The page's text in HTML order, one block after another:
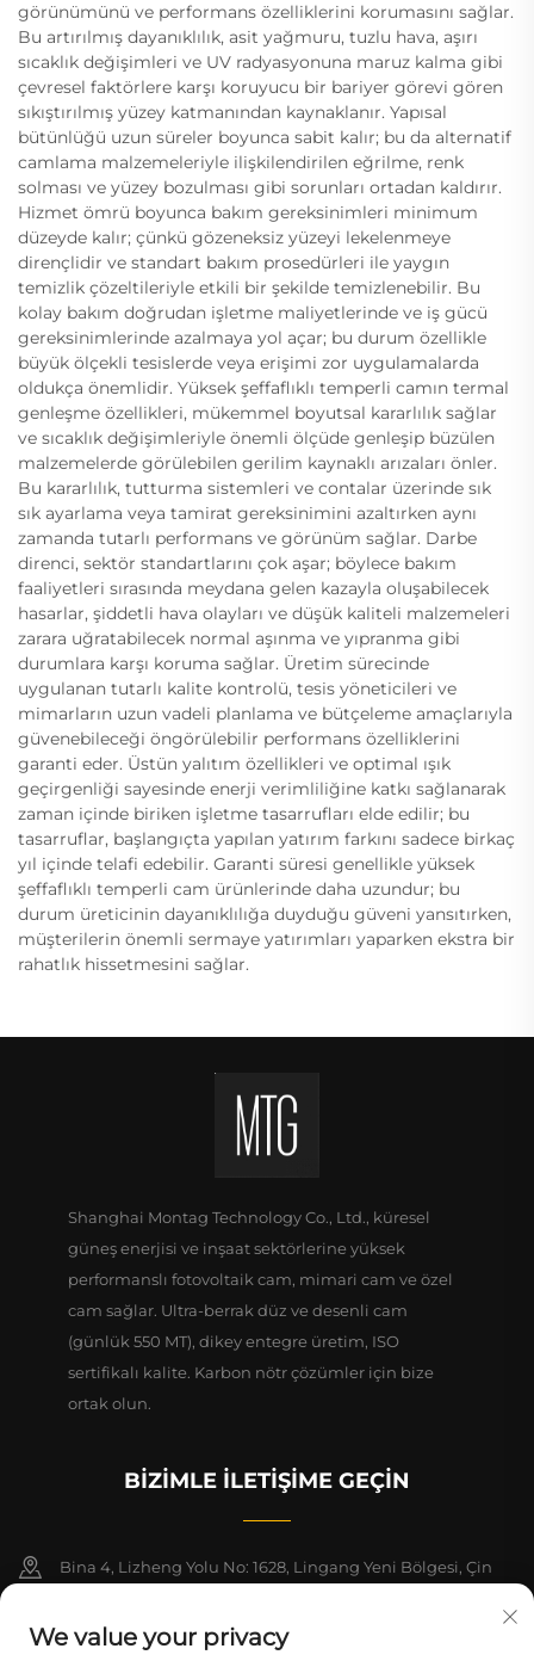
görünümünü ve performans özelliklerini korumasını sağlar.
Bu artırılmış dayanıklılık, asit yağmuru, tuzlu hava, aşırı
sıcaklık değişimleri ve UV radyasyonuna maruz kalma gibi
çevresel faktörlere karşı koruyucu bir bariyer görevi gören
sıkıştırılmış yüzey katmanından kaynaklanır. Yapısal
bütünlüğü uzun süreler boyunca sabit kalır; bu da alternatif
camlama malzemeleriyle ilişkilendirilen eğrilme, renk
solması ve yüzey bozulması gibi sorunları ortadan kaldırır.
Hizmet ömrü boyunca bakım gereksinimleri minimum
düzeyde kalır; çünkü gözeneksiz yüzeyi lekelenmeye
dirençlidir ve standart bakım prosedürleri ile yaygın
temizlik çözeltileriyle etkili bir şekilde temizlenebilir. Bu
kolay bakım doğrudan işletme maliyetlerinde ve iş gücü
gereksinimlerinde azalmaya yol açar; bu durum özellikle
büyük ölçekli tesislerde veya erişimi zor uygulamalarda
oldukça önemlidir. Yüksek şeffaflıklı temperli camın termal
genleşme özellikleri, mükemmel boyutsal kararlılık sağlar
ve sıcaklık değişimleriyle önemli ölçüde genleşip büzülen
malzemelerde görülebilen gerilim kaynaklı arızaları önler.
Bu kararlılık, tutturma sistemleri ve contalar üzerinde sık
sık ayarlama veya tamirat gereksinimini azaltırken aynı
zamanda tutarlı performans ve görünüm sağlar. Darbe
direnci, sektör standartlarını çok aşar; böylece bakım
faaliyetleri sırasında meydana gelen kazayla oluşabilecek
hasarlar, şiddetli hava olayları ve düşük kaliteli malzemeleri
zarara uğratabilecek normal aşınma ve yıpranma gibi
durumlara karşı koruma sağlar. Üretim sürecinde
uygulanan tutarlı kalite kontrolü, tesis yöneticileri ve
mimarların uzun vadeli planlama ve bütçeleme amaçlarıyla
güvenebileceği öngörülebilir performans özelliklerini
garanti eder. Üstün yalıtım özellikleri ve optimal ışık
geçirgenliği sayesinde enerji verimliliğine katkı sağlanarak
zaman içinde biriken işletme tasarrufları elde edilir; bu
tasarruflar, başlangıçta yapılan yatırım farkını sadece birkaç
yıl içinde telafi edebilir. Garanti süresi genellikle yüksek
şeffaflıklı temperli cam ürünlerinde daha uzundur; bu
durum üreticinin dayanıklılığa duyduğu güveni yansıtırken,
müşterilerin önemli sermaye yatırımları yaparken ekstra bir
rahatlık hissetmesini sağlar.
Shanghai Montag Technology Co., Ltd., küresel
güneş enerjisi ve inşaat sektörlerine yüksek
performanslı fotovoltaik cam, mimari cam ve özel
cam sağlar. Ultra-berrak düz ve desenli cam
(günlük 550 MT), dikey entegre üretim, ISO
sertifikalı kalite. Karbon nötr çözümler için bize
ortak olun.
BIZIMLE İLETIŞIME GEÇIN
Bina 4, Lizheng Yolu No: 1628, Lingang Yeni Bölgesi, Çin
+86-15124919712
We value your privacy